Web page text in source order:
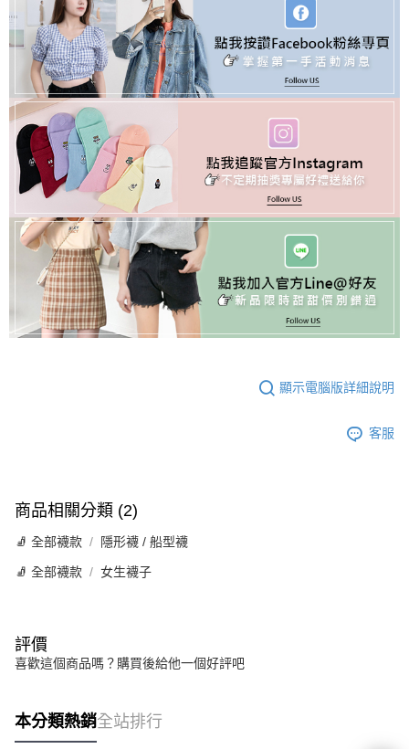
顯示電腦版詳細說明
客服
商品相關分類 (2)
🧦 全部襪款 隱形襪 / 船型襪
🧦 全部襪款 女生襪子
評價
喜歡這個商品嗎？購買後給他一個好評吧
本分類熱銷全站排行